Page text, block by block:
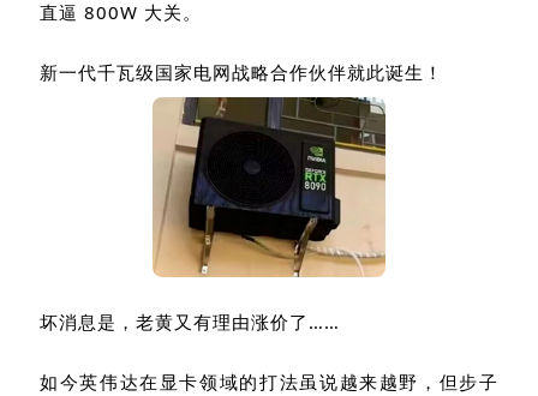
直逼 800W 大关。
新一代千瓦级国家电网战略合作伙伴就此诞生！
坏消息是，老黄又有理由涨价了……
如今英伟达在显卡领域的打法虽说越来越野，但步子